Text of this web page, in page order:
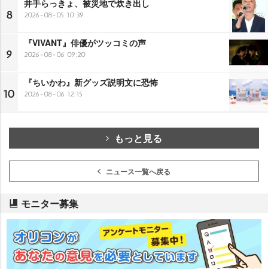
8
井手らっきょ、被災地で炊き出し
2026-08-05 10:39
9
『VIVANT』俳優がツッコミの声
2026-08-06 09:20
10
『ちいかわ』新グッズ説明文に恐怖
2026-08-06 12:15
もっと見る
ニュース一覧へ戻る
モニター募集